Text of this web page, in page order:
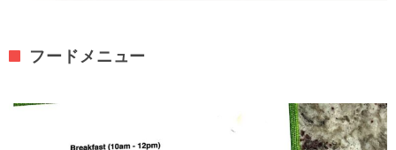
フードメニュー